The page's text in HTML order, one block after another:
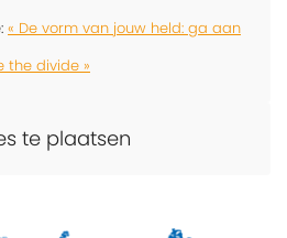
« De vorm van jouw held: ga aan
the divide »
te plaatsen